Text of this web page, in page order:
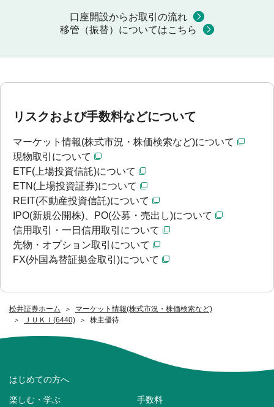
松井証券ホーム
マーケット情報(株式市況・株価検索など)
ＪＵＫＩ(6440)
株主優待
口座開設からお取引の流れ
移管（振替）についてはこちら
リスクおよび手数料などについて
マーケット情報(株式市況・株価検索など)について
現物取引について
ETF(上場投資信託)について
ETN(上場投資証券)について
REIT(不動産投資信託)について
IPO(新規公開株)、PO(公募・売出し)について
信用取引・一日信用取引について
先物・オプション取引について
FX(外国為替証拠金取引)について
はじめての方へ
楽しむ・学ぶ 手数料